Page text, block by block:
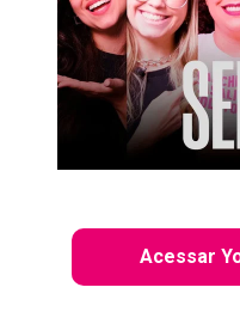
Acessar